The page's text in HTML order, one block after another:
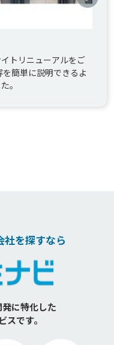
トリニューアルをご
簡単に説明できるよ
。
社を探すなら
に特化した
スです。